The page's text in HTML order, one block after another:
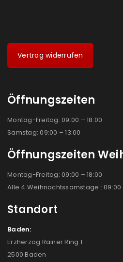
Vertrag widerrufen
Öffnungszeiten
Montag-Freitag: 09:00 – 18:00
Samstag: 09:00 – 13:00
Öffnungszeiten
Montag-Freitag: 09:00 – 18:00
Alle 4 Weihnachtssamstage : 09:00
Standort
Baden:
Erzherzog Rainer Ring 1
2500 Baden